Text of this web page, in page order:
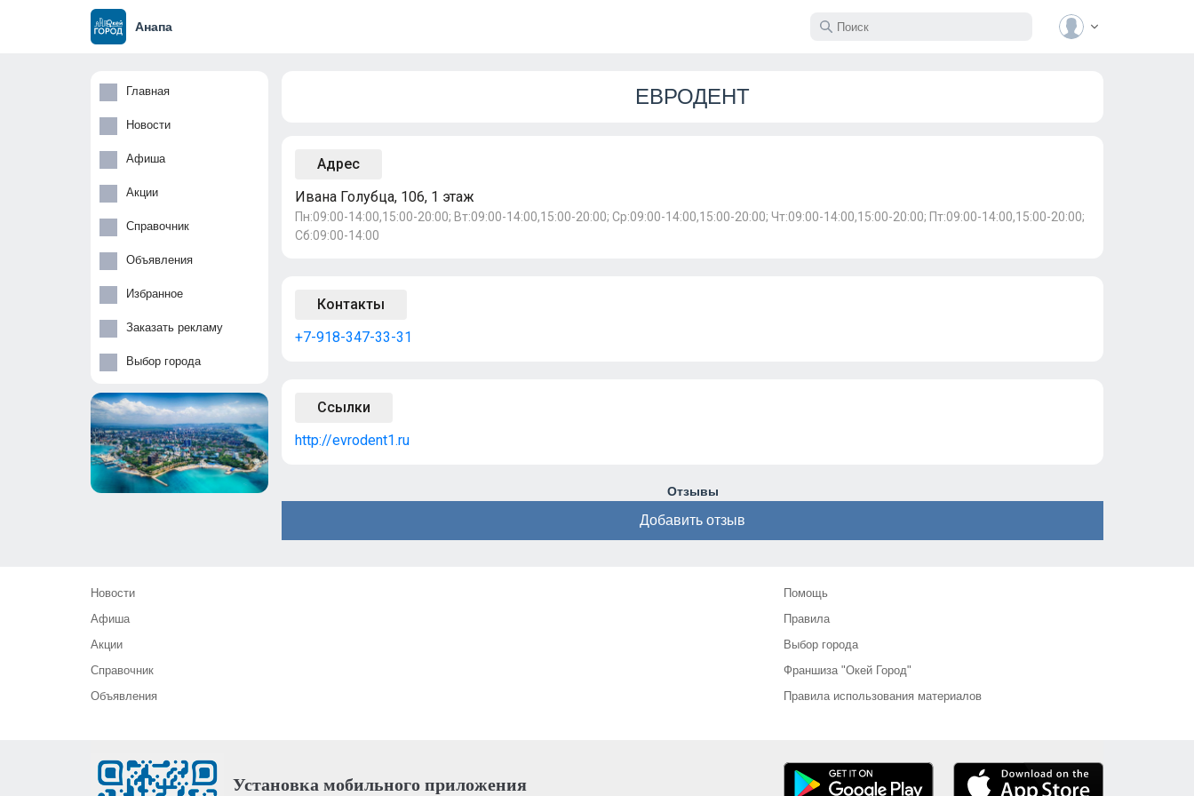
Анапа
Главная
Новости
Афиша
Акции
Справочник
Объявления
Избранное
Заказать рекламу
Выбор города
ЕВРОДЕНТ
Адрес
Ивана Голубца, 106, 1 этаж
Пн:09:00-14:00,15:00-20:00; Вт:09:00-14:00,15:00-20:00; Ср:09:00-14:00,15:00-20:00; Чт:09:00-14:00,15:00-20:00; Пт:09:00-14:00,15:00-20:00;
Сб:09:00-14:00
Контакты
+7-918-347-33-31
Ссылки
http://evrodent1.ru
Отзывы
Добавить отзыв
Новости
Афиша
Акции
Справочник
Объявления
Помощь
Правила
Выбор города
Франшиза "Окей Город"
Правила использования материалов
Установка мобильного приложения